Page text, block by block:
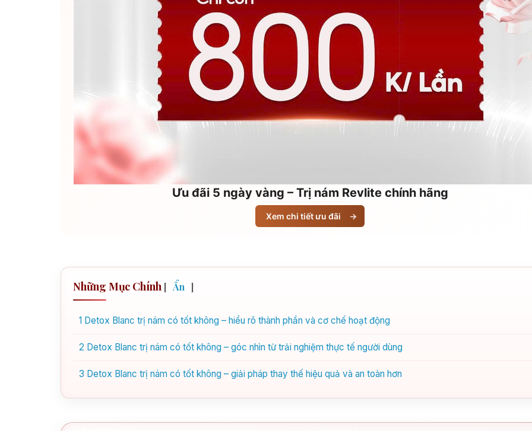
Ưu đãi 5 ngày vàng – Trị nám Revlite chính hãng
Xem chi tiết ưu đãi →
Những Mục Chính [ Ẩn ]
1 Detox Blanc trị nám có tốt không – hiểu rõ thành phần và cơ chế hoạt động
2 Detox Blanc trị nám có tốt không – góc nhìn từ trải nghiệm thực tế người dùng
3 Detox Blanc trị nám có tốt không – giải pháp thay thế hiệu quả và an toàn hơn